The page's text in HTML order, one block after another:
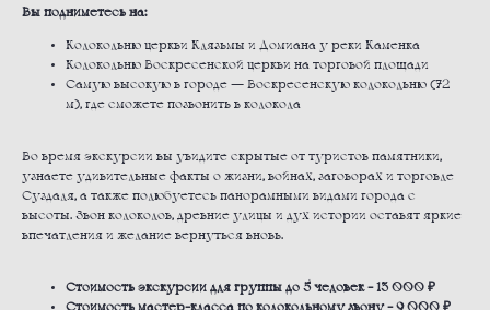
Вы подниметесь на:
Колокольню церкви Клязьмы и Домиана у реки Каменка
Колокольню Воскресенской церкви на торговой площади
Самую высокую в городе — Воскресенскую колокольню (72
м), где сможете позвонить в колокола
Во время экскурсии вы увидите скрытые от туристов памятники,
узнаете удивительные факты о жизни, войнах, заговорах и торговле
Суздаля, а также полюбуетесь панорамными видами города с
высоты. Звон колоколов, древние улицы и дух истории оставят яркие
впечатления и желание вернуться вновь.
Стоимость экскурсии для группы до 5 человек - 13 000 ₽